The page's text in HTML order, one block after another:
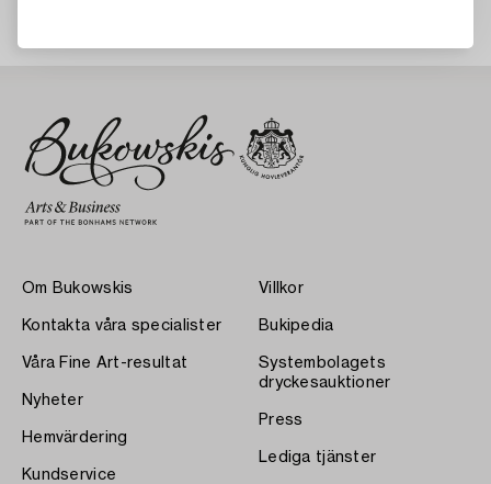
Om Bukowskis
Kontakta våra specialister
Våra Fine Art-resultat
Nyheter
Hemvärdering
Kundservice
Villkor
Bukipedia
Systembolagets
dryckesauktioner
Press
Lediga tjänster